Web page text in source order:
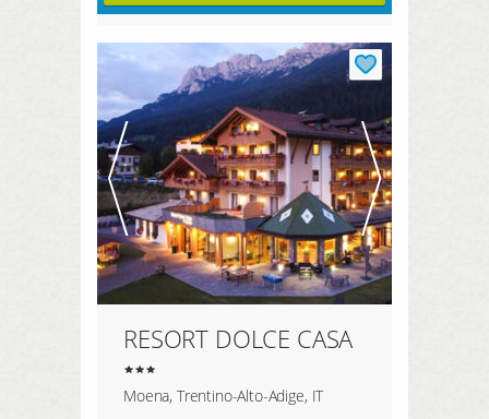
RESORT DOLCE CASA
Moena, Trentino-Alto-Adige, IT